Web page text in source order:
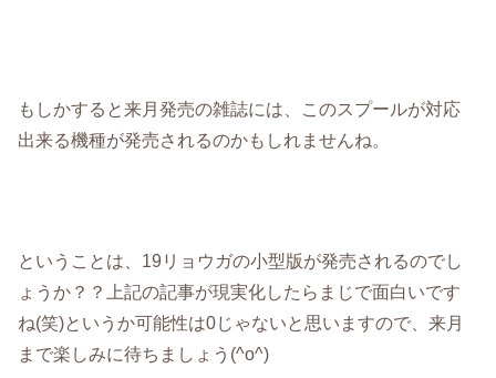
もしかすると来月発売の雑誌には、このスプールが対応
出来る機種が発売されるのかもしれませんね。
ということは、19リョウガの小型版が発売されるのでし
ょうか？？上記の記事が現実化したらまじで面白いです
ね(笑)というか可能性は0じゃないと思いますので、来月
まで楽しみに待ちましょう(^o^)